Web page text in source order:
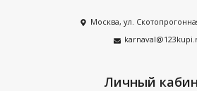
Москва, ул.
Личный